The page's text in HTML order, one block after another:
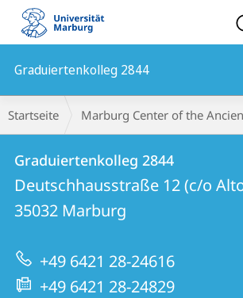
Mobile-
Navigation
Graduiertenkolleg 2844
Breadcrumb-
Navigation
Startseite Marburg Center of the
Kontakt
und
Informationen
zur
Website
Kontaktinformationen
Graduiertenkolleg
2844
Graduiertenkolleg 2844
Deutschhausstraße 12 (c/o
35032 Marburg
+49 6421 28-24616
+49 6421 28-24829